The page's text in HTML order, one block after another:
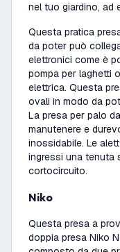
nel tuo giardino, ad
Questa pratica
da poter può
elettronici come è
pompa per laghetti
elettrica. Questa
ovali in modo da
La presa per palo
manutenere e
inossidabile. Le
ingressi una tenuta
cortocircuito.
Niko
Questa presa a
doppia presa Niko